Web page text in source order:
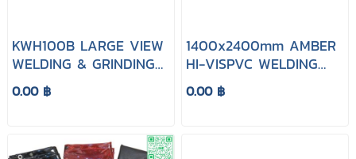
KWH100B LARGE VIEW
WELDING & GRINDING
HELMET BLACK
0.00 ฿
1400x2400mm AMBER
HI-VISPVC WELDING
CURTAIN
0.00 ฿